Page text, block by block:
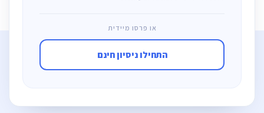
או פרסו מיידית
התחילו ניסיון חינם